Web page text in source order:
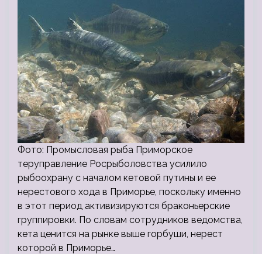
Фото: Промысловая рыба Приморское
теруправление Росрыболовства усилило
рыбоохрану с началом кетовой путины и ее
нерестового хода в Приморье, поскольку именно
в этот период активизируются браконьерские
группировки. По словам сотрудников ведомства,
кета ценится на рынке выше горбуши, нерест
которой в Приморье…